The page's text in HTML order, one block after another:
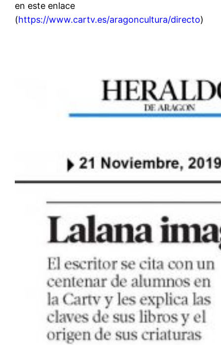
en este enlace
(https://www.cartv.es/aragoncultura/directo)